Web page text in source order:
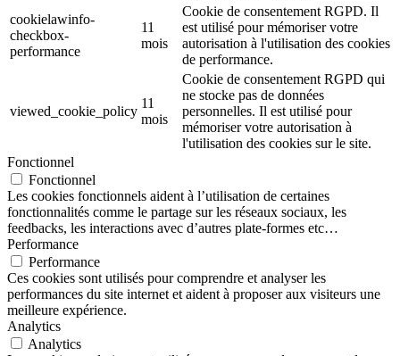
cookielawinfo-
checkbox-
performance
11
mois
Cookie de consentement RGPD. Il
est utilisé pour mémoriser votre
autorisation à l'utilisation des cookies
de performance.
viewed_cookie_policy
11
mois
Cookie de consentement RGPD qui
ne stocke pas de données
personnelles. Il est utilisé pour
mémoriser votre autorisation à
l'utilisation des cookies sur le site.
Fonctionnel
Fonctionnel
Les cookies fonctionnels aident à l’utilisation de certaines
fonctionnalités comme le partage sur les réseaux sociaux, les
feedbacks, les interactions avec d’autres plate-formes etc…
Performance
Performance
Ces cookies sont utilisés pour comprendre et analyser les
performances du site internet et aident à proposer aux visiteurs une
meilleure expérience.
Analytics
Analytics